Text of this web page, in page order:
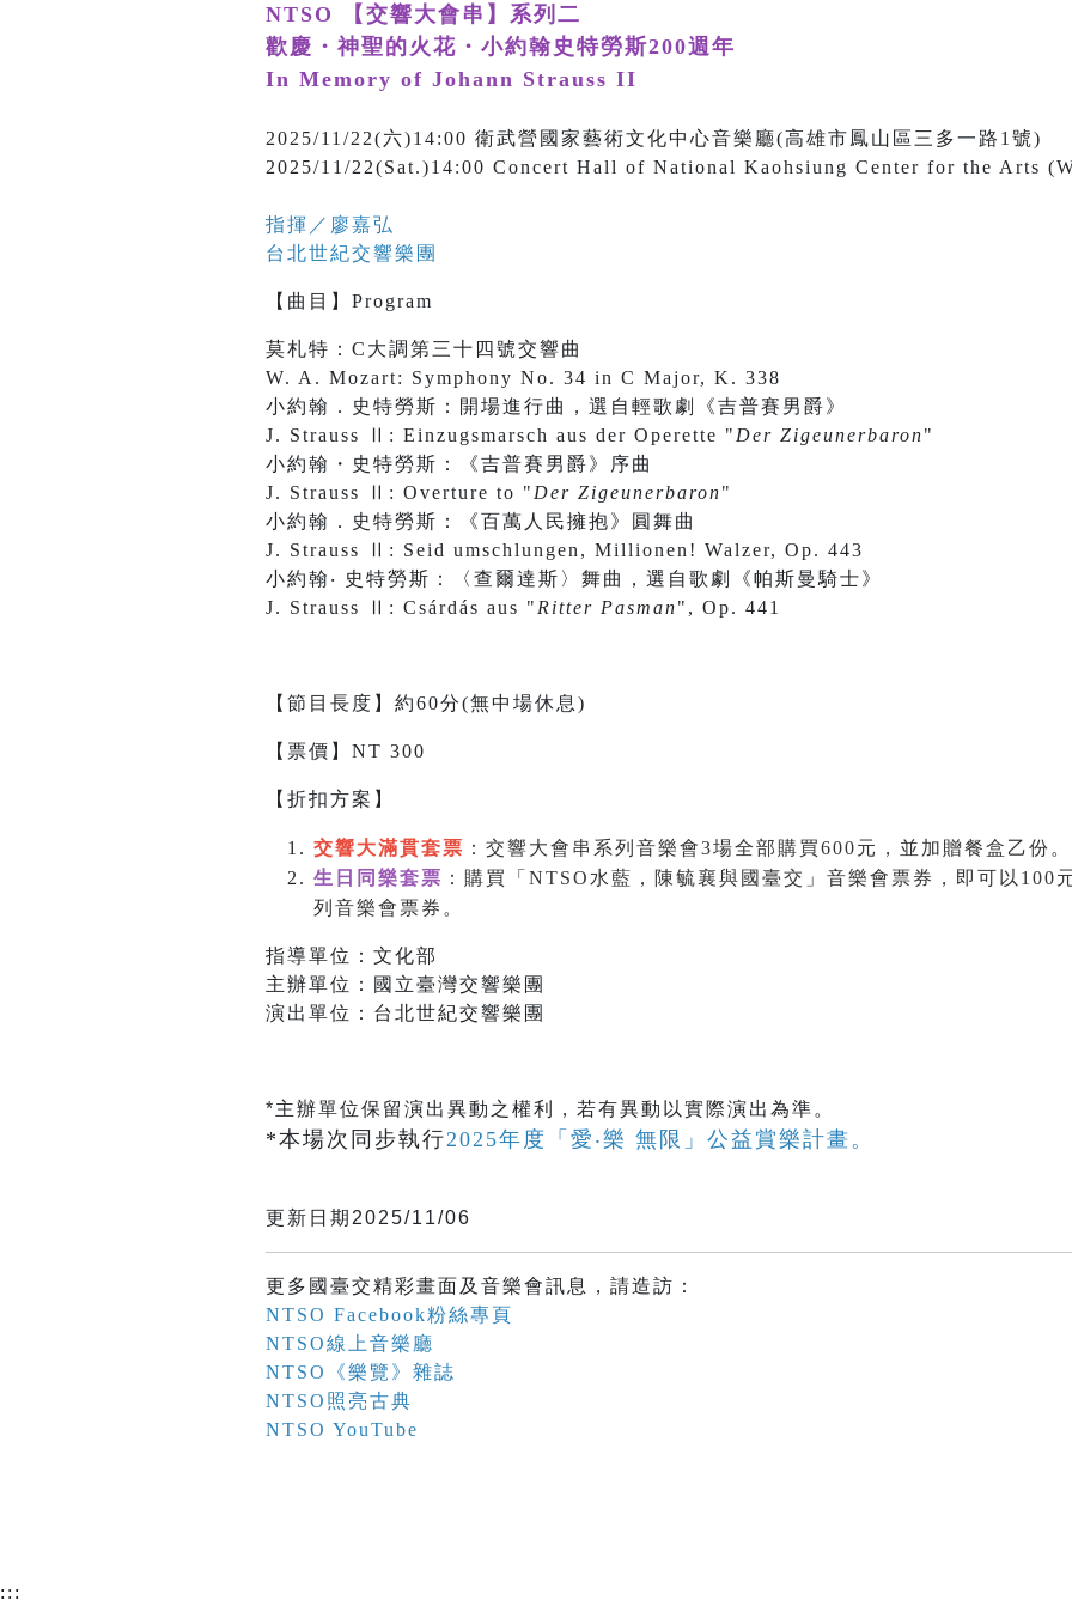
NTSO 【交響大會串】系列二
歡慶・神聖的火花・小約翰史特勞斯200週年
In Memory of Johann Strauss II
2025/11/22(六)14:00 衛武營國家藝術文化中心音樂廳(高雄市鳳山區三多一路1號)
2025/11/22(Sat.)14:00 Concert Hall of National Kaohsiung Center for the Arts
指揮／ 廖嘉弘
台北世紀交響樂團
【 曲目 】 Program
莫札特：C大調第三十四號交響曲
W. A. Mozart: Symphony No. 34 in C Major, K. 338
小約翰．史特勞斯：開場進行曲，選自輕歌劇《吉普賽男爵》
J. Strauss Ⅱ: Einzugsmarsch aus der Operette " Der Zigeunerbaron"
小約翰・史特勞斯：《吉普賽男爵》序曲
J. Strauss Ⅱ: Overture to " Der Zigeunerbaron"
小約翰．史特勞斯：《百萬人民擁抱》圓舞曲
J. Strauss Ⅱ: Seid umschlungen, Millionen! Walzer, Op. 443
小約翰‧ 史特勞斯：〈查爾達斯〉舞曲，選自歌劇《帕斯曼騎士》
J. Strauss Ⅱ: Csárdás aus " Ritter Pasman", Op. 441
【節目長度】約60分(無中場休息)
【票價】NT 300
【折扣方案】
交響大滿貫套票 ：交響大會串系列音樂會3場全部購買600元，並加贈餐盒乙份 。
生日同樂套票 ：購買「NTSO水藍，陳毓襄與國臺交」音樂會票券，即可以100
列音樂會票券。
指導單位：文化部
主辦單位：國立臺灣交響樂團
演出單位：台北世紀交響樂團
*主辦單位保留演出異動之權利，若有異動以實際演出為準。
*本場次同步執行2025年度「愛‧樂 無限」公益賞樂計畫。
更新日期2025/11/06
更多國臺交精彩畫面及音樂會訊息，請造訪：
NTSO Facebook粉絲專頁
NTSO線上音樂廳
NTSO《樂覽》雜誌
NTSO照亮古典
NTSO YouTube
:::